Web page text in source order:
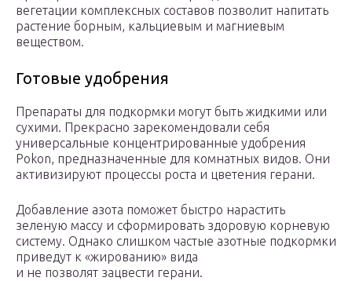
вегетации комплексных составов позволит напитать
растение борным, кальциевым и магниевым
веществом.
Готовые удобрения
Препараты для подкормки могут быть жидкими или
сухими. Прекрасно зарекомендовали себя
универсальные концентрированные удобрения
Pokon, предназначенные для комнатных видов. Они
активизируют процессы роста и цветения герани.
Добавление азота поможет быстро нарастить
зеленую массу и сформировать здоровую корневую
систему. Однако слишком частые азотные подкормки
приведут к «жированию» вида
и не позволят зацвести герани.